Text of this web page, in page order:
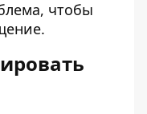
чтобы